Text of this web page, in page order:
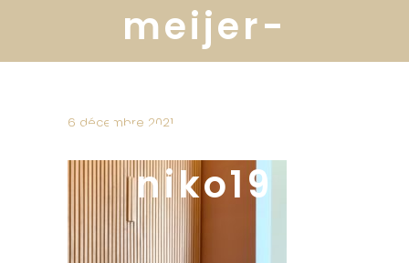
meijer-
conseils-
electricite-
niko19
6 décembre 2021